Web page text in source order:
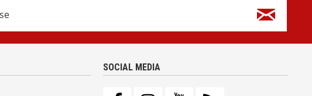
SOCIAL MEDIA